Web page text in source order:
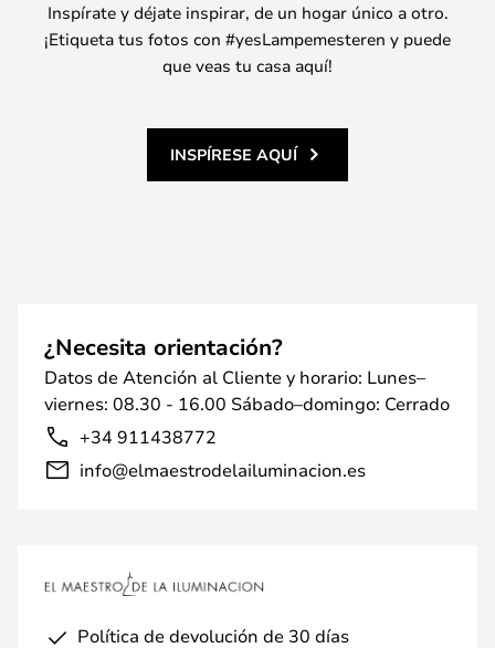
Inspírate y déjate inspirar, de un hogar único a otro.
¡Etiqueta tus fotos con #yesLampemesteren y puede
que veas tu casa aquí!
INSPÍRESE AQUÍ
¿Necesita orientación?
Datos de Atención al Cliente y horario: Lunes–
viernes: 08.30 - 16.00 Sábado–domingo: Cerrado
+34 911438772
info@elmaestrodelailuminacion.es
Política de devolución de 30 días